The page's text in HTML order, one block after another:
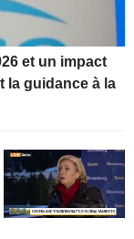
et un impact
la guidance à la